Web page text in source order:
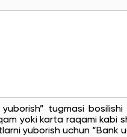
yuborish” tugmasi
yoki karta raqami kabi
yuborish uchun